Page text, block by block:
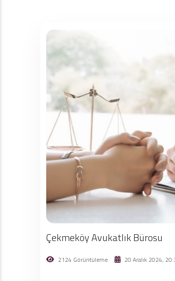
Çekmeköy Avukatlık Bürosu
2124 Görüntüleme 20 Aralık 2024,